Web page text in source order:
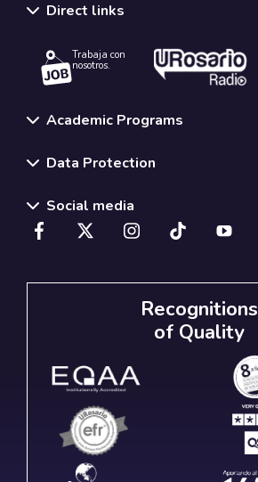
Direct links
Trabaja con
nosotros.
Academic Programs
Data Protection
Social media
Recognitions
of Quality